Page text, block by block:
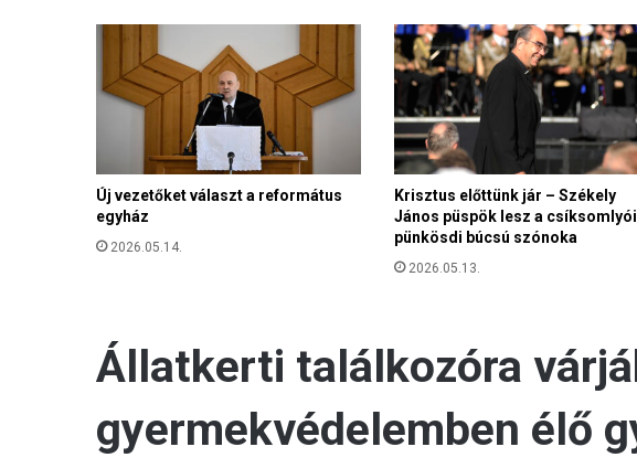
l
t
a
r
o
n
e
y
g
y
e
e
k
s
Új vezetőket választ a református
egyház
2026.05.14.
Krisztus előttünk jár – Székely
János püspök lesz a csíksomlyói
pünkösdi búcsú szónoka
2026.05.13.